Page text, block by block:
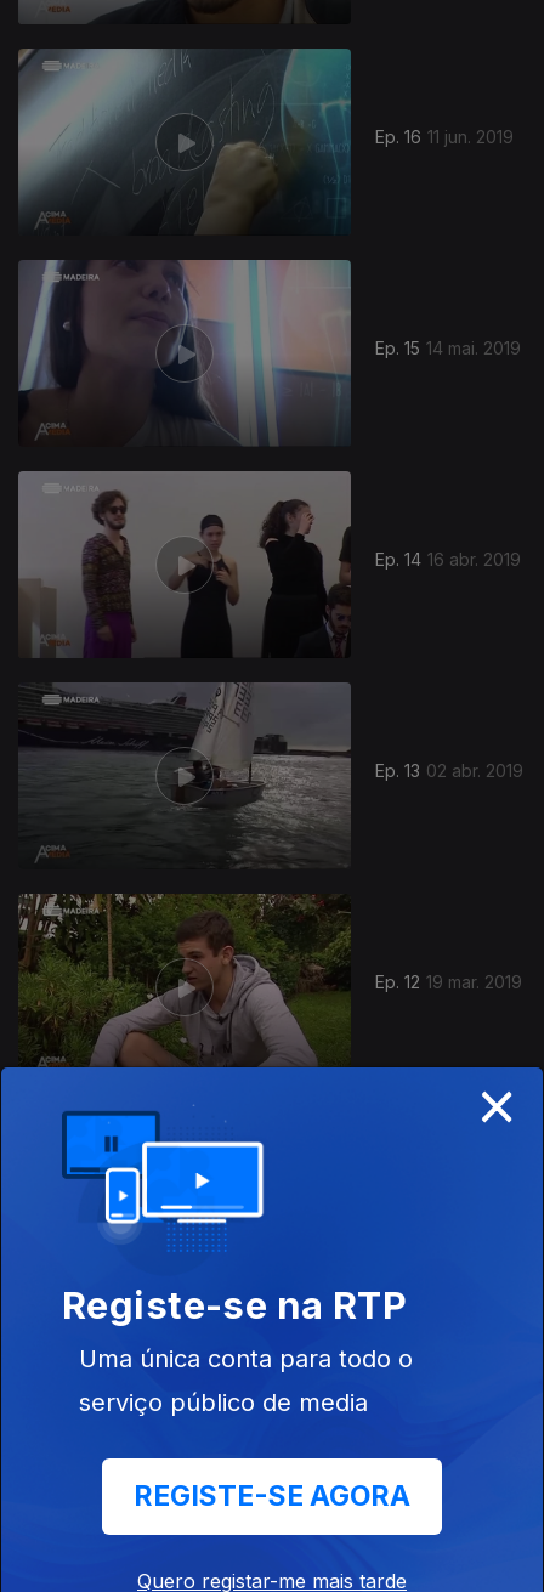
Ep. 16 11 jun. 2019
Ep. 15 14 mai. 2019
Ep. 14 16 abr. 2019
Ep. 13 02 abr. 2019
Ep. 12 19 mar. 2019
×
Registe-se na RTP
Uma única conta para todo o
serviço público de media
REGISTE-SE AGORA
Quero registar-me mais tarde